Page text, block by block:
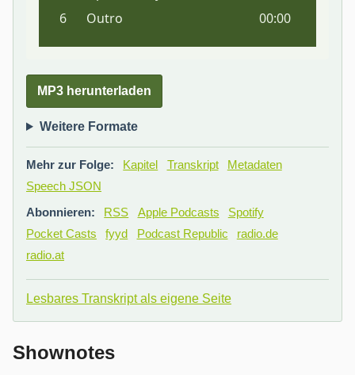
MP3 herunterladen
Weitere Formate
Mehr zur Folge: Kapitel Transkript
Metadaten
Speech JSON
Abonnieren:
RSS Apple Podcasts
Spotify
Pocket Casts
fyyd Podcast Republic
radio.de
radio.at
Lesbares Transkript als eigene Seite
Shownotes